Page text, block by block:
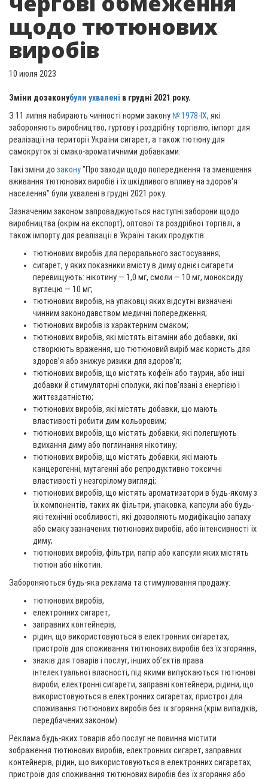
щодо тютюнових
виробів
10 июля 2023
Зміни дозаконубули ухвалені в грудні 2021 року.
З 11 липня набирають чинності норми закону № 1978-IX, які
забороняють виробництво, гуртову і роздрібну торгівлю, імпорт для
реалізації на території України сигарет, а також тютюну для
самокруток зі смако-ароматичними добавками.
Такі зміни до закону"Про заходи щодо попередження та зменшення
вживання тютюнових виробів і їх шкідливого впливу на здоров'я
населення" були ухвалені в грудні 2021 року.
Зазначеним законом запроваджуються наступні заборони щодо
виробництва (окрім на експорт), оптової та роздрібної торгівлі, а
також імпорту для реалізації в Україні таких продуктів:
тютюнових виробів для перорального застосування;
сигарет, у яких показники вмісту в диму однієї сигарети
перевищують: нікотину — 1,0 мг, смоли — 10 мг, моноксиду
вуглецю — 10 мг;
тютюнових виробів, на упаковці яких відсутні визначені
чинним законодавством медичні попередження;
тютюнових виробів із характерним смаком;
тютюнових виробів, які містять вітаміни або добавки, які
створюють враження, що тютюновий виріб має користь для
здоров’я або знижує ризики для здоров’я;
тютюнових виробів, що містять кофеїн або таурин, або інші
добавки й стимуляторні сполуки, які пов’язані з енергією і
життєздатністю;
тютюнових виробів, які містять добавки, що мають
властивості робити дим кольоровим;
тютюнових виробів, що містять добавки, які полегшують
вдихання диму або поглинання нікотину;
тютюнових виробів, що містять добавки, які мають
канцерогенні, мутагенні або репродуктивно токсичні
властивості у незгорілому вигляді;
тютюнових виробів, що містять ароматизатори в будь-якому з
їх компонентів, таких як фільтри, упаковка, капсули або будь-
які технічні особливості, які дозволяють модифікацію запаху
або смаку зазначених тютюнових виробів, або інтенсивності їх
диму;
тютюнових виробів, фільтри, папір або капсули яких містять
тютюн або нікотин.
Забороняються будь-яка реклама та стимулювання продажу:
тютюнових виробів,
електронних сигарет,
заправних контейнерів,
рідин, що використовуються в електронних сигаретах,
пристроїв для споживання тютюнових виробів без їх згоряння,
знаків для товарів і послуг, інших об’єктів права
інтелектуальної власності, під якими випускаються тютюнові
вироби, електронні сигарети, заправні контейнери, рідини, що
використовуються в електронних сигаретах, пристрої для
споживання тютюнових виробів без їх згоряння (крім випадків,
передбачених законом).
Реклама будь-яких товарів або послуг не повинна містити
зображення тютюнових виробів, електронних сигарет, заправних
контейнерів, рідин, що використовуються в електронних сигаретах,
пристроїв для споживання тютюнових виробів без їх згоряння або